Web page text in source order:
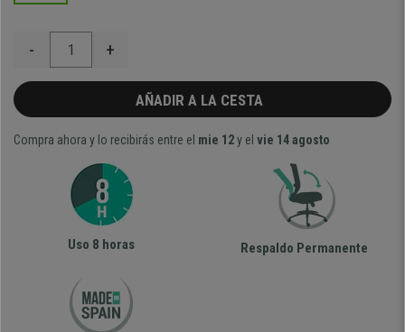
- +
AÑADIR A LA CESTA
Compra ahora y lo recibirás entre el mie 12y el vie 14 agosto
Uso 8 horas Respaldo Permanente